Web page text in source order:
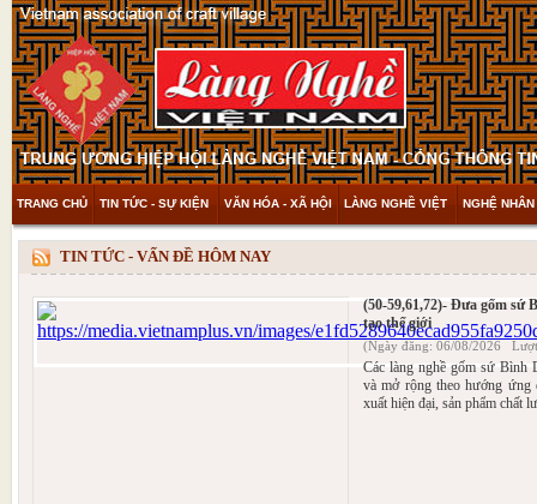
TRANG CHỦ TIN TỨC - SỰ KIỆN VĂN HÓA - XÃ HỘI LÀNG NGHỀ VIỆT NGHỆ
THAM KHẢO & KHÁM PHÁ VIDEO
TIN TỨC - VẤN ĐỀ HÔM NAY
(50-59,61,72)- Đưa gốm sứ
tạo thế giới
(Ngày đăng: 06/08/2026
Các làng nghề gốm sứ Bình
và mở rộng theo hướng ứng
xuất hiện đại, sản phẩm chất